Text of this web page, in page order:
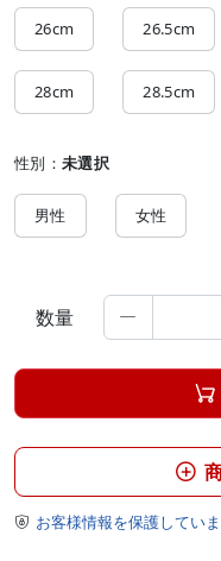
26cm 26.5cm
28cm 28.5cm
性別： 未選択
男性 女性
数量 


 お客様情報を保護してい